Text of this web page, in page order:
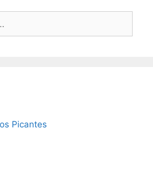
Picantes